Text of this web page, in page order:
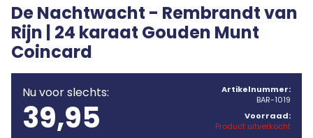
De Nachtwacht - Rembrandt van
Rijn | 24 karaat Gouden Munt
Coincard
Nu voor slechts:
39,95
Artikelnummer:
BAR-1019
Voorraad:
Product uitverkocht